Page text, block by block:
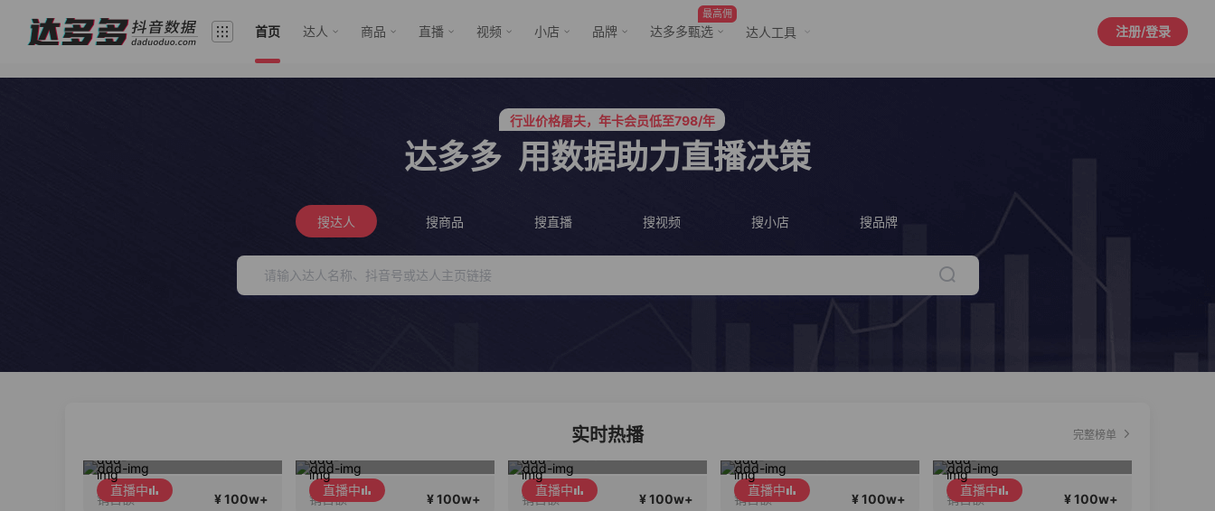
首页 达人 商品 直播 视频 小店 品牌
最高佣
达多多甄选 达人工具 注册/登录
行业价格屠夫，年卡会员低至798/年
服务三只羊、董先生等行业头部客户
达多多 用数据助力直播决策
搜达人 搜商品 搜直播 搜视频 搜小店 搜品牌
实时热播 完整榜单
直播中
销售额 ¥ 100w+
直播中
销售额 ¥ 100w+
直播中
销售额 ¥ 100w+
直播中
销售额 ¥ 100w+
直播中
销售额 ¥ 100w+